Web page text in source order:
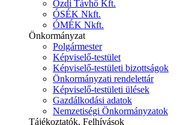
Ózdi Távhő Kft.
ÓSÉK Nkft.
ÓMÉK Nkft.
Önkormányzat
Polgármester
Képviselő-testület
Képviselő-testületi bizottságok
Önkormányzati rendelettár
Képviselő-testületi ülések
Gazdálkodási adatok
Nemzetiségi Önkormányzatok
Tájékoztatók, Felhívások